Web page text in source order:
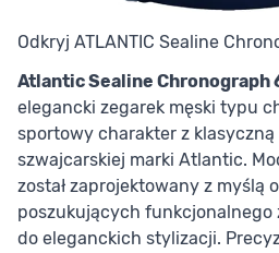
Odkryj ATLANTIC Sealine
Atlantic Sealine Chronograph
elegancki zegarek męski typu
sportowy charakter z
szwajcarskiej marki Atlantic.
został zaprojektowany z myślą
poszukujących funkcjonalnego
do eleganckich stylizacji.